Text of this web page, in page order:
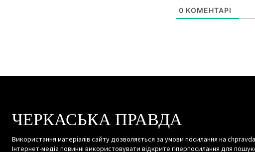
0 КОМЕНТАРІ
ЧЕРКАСЬКА ПРАВДА
Використання матеріалів сайту дозволяється за умови посилання на
Інтернет-медіа повинні використовувати відкрите гіперпосилання для